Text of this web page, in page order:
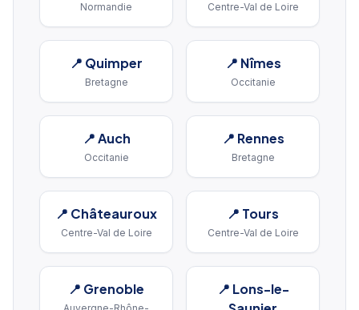
Normandie Centre-Val de Loire
📍 Quimper
Bretagne
📍 Nîmes
Occitanie
📍Auch
Occitanie
📍 Rennes
Bretagne
📍 Châteauroux
Centre-Val de Loire
📍 Tours
Centre-Val de Loire
📍 Grenoble 📍 Lons-le-